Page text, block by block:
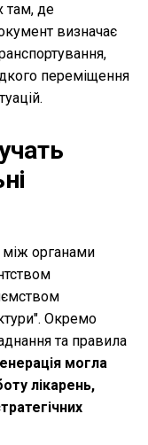
там, де
визначає
переміщення
органами
Окремо
та правила
могла
лікарень,